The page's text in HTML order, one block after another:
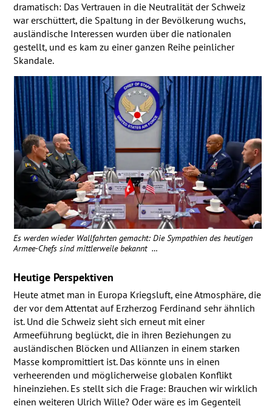
dramatisch: Das Vertrauen in die Neutralität der Schweiz
war erschüttert, die Spaltung in der Bevölkerung wuchs,
ausländische Interessen wurden über die nationalen
gestellt, und es kam zu einer ganzen Reihe peinlicher
Skandale.
Es werden wieder Wallfahrten gemacht: Die Sympathien des heutigen
Armee-Chefs sind mittlerweile bekannt …
Heutige Perspektiven
Heute atmet man in Europa Kriegsluft, eine Atmosphäre, die
der vor dem Attentat auf Erzherzog Ferdinand sehr ähnlich
ist. Und die Schweiz sieht sich erneut mit einer
Armeeführung beglückt, die in ihren Beziehungen zu
ausländischen Blöcken und Allianzen in einem starken
Masse kompromittiert ist. Das könnte uns in einen
verheerenden und möglicherweise globalen Konflikt
hineinziehen. Es stellt sich die Frage: Brauchen wir wirklich
einen weiteren Ulrich Wille? Oder wäre es im Gegenteil